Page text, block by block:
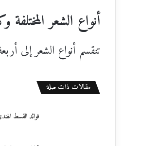
أنواع الشعر المختلفة
تنقسم أنواع الشعر إلى
مقالات ذات صلة
فوائد القسط